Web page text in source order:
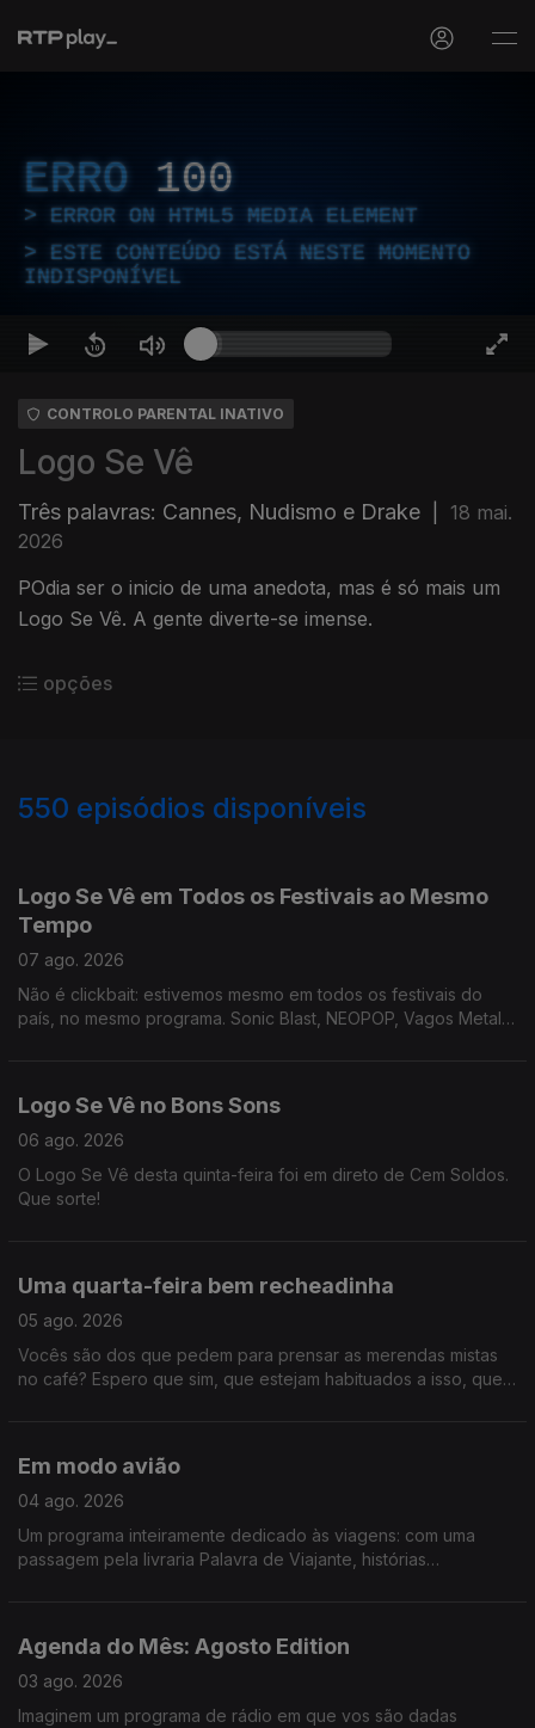
ERRO 100
ERROR ON HTML5 MEDIA ELEMENT
ESTE CONTEÚDO ESTÁ NESTE MOMENTO
INDISPONÍVEL
CONTROLO PARENTAL INATIVO
Logo Se Vê
Três palavras: Cannes, Nudismo e Drake
18 mai.
2026
POdia ser o inicio de uma anedota, mas é só mais um
Logo Se Vê. A gente diverte-se imense.
opções
550 episódios disponíveis
Logo Se Vê em Todos os Festivais ao Mesmo
Tempo
07 ago. 2026
Não é clickbait: estivemos mesmo em todos os festivais do
país, no mesmo programa. Sonic Blast, NEOPOP, Vagos Metal
Logo Se Vê no Bons Sons
06 ago. 2026
O Logo Se Vê desta quinta-feira foi em direto de Cem Soldos.
Que sorte!
Uma quarta-feira bem recheadinha
05 ago. 2026
Vocês são dos que pedem para prensar as merendas mistas
no café? Espero que sim, que estejam habituados a isso, que
em Bicicleta e ainda demos um saltinho à primeira noite do
Vagos Metal Fest. Só mesmo neste estabelecimento - Logo Se
Em modo avião
04 ago. 2026
Um programa inteiramente dedicado às viagens: com uma
passagem pela livraria Palavra de Viajante, histórias
assombro".
Agenda do Mês: Agosto Edition
03 ago. 2026
Imaginem um programa de rádio em que vos são dadas